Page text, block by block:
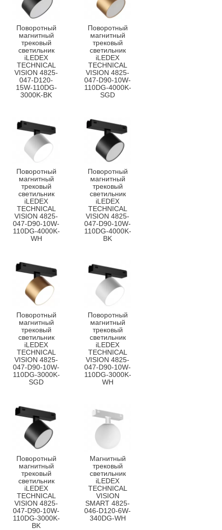
Поворотный
магнитный
трековый
светильник
iLEDEX
TECHNICAL
VISION 4825-
047-D120-
15W-110DG-
3000K-BK
Поворотный
магнитный
трековый
светильник
iLEDEX
TECHNICAL
VISION 4825-
047-D90-10W-
110DG-4000K-
SGD
Поворотный
магнитный
трековый
светильник
iLEDEX
TECHNICAL
VISION 4825-
047-D90-10W-
110DG-4000K-
WH
Поворотный
магнитный
трековый
светильник
iLEDEX
TECHNICAL
VISION 4825-
047-D90-10W-
110DG-4000K-
BK
Поворотный
магнитный
трековый
светильник
iLEDEX
TECHNICAL
VISION 4825-
047-D90-10W-
110DG-3000K-
SGD
Поворотный
магнитный
трековый
светильник
iLEDEX
TECHNICAL
VISION 4825-
047-D90-10W-
110DG-3000K-
WH
Поворотный
магнитный
трековый
светильник
iLEDEX
TECHNICAL
VISION 4825-
047-D90-10W-
110DG-3000K-
BK
Магнитный
трековый
светильник
iLEDEX
TECHNICAL
VISION
SMART 4825-
046-D120-6W-
340DG-WH